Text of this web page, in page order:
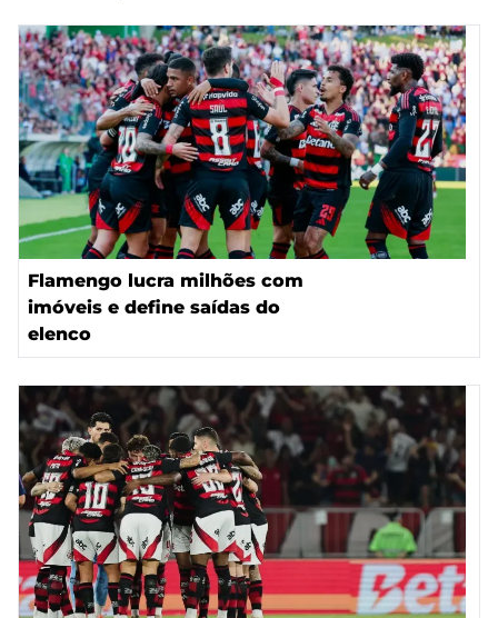
Flamengo lucra milhões com
imóveis e define saídas do
elenco